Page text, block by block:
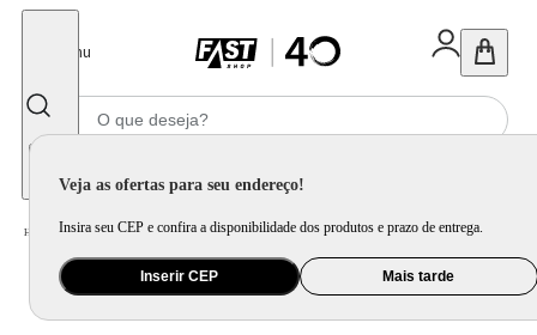
Menu
Veja as ofertas para seu endereço!
Insira seu CEP e confira a disponibilidade dos produtos e prazo de entrega.
Inserir CEP Mais tarde
Home Brinquedo e Colecionável / Para Colecionar